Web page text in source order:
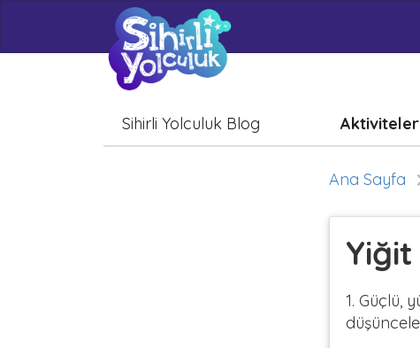
Sihirli Yolculuk Blog Aktiviteler
Ana Sayfa
Yiğit
1. Güçlü,